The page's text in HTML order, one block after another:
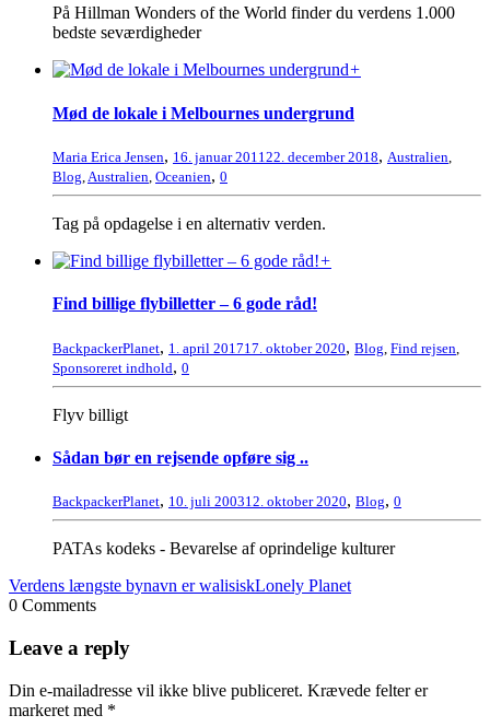
På Hillman Wonders of the World finder du verdens 1.000
bedste seværdigheder
+
Mød de lokale i Melbournes undergrund
Maria Erica Jensen, 16. januar 201122. december 2018, Australien,
Blog,Australien, Oceanien, 0
Tag på opdagelse i en alternativ verden.
+
Find billige flybilletter – 6 gode råd!
BackpackerPlanet, 1. april 201717. oktober 2020, Blog Find rejsen
Sponsoreret indhold, 0
Flyv billigt
Sådan bør en rejsende opføre sig ..
BackpackerPlanet, 10. juli 200312. oktober 2020, Blog, 0
PATAs kodeks - Bevarelse af oprindelige kulturer
Verdens længste bynavn er walisiskLonely Planet
0 Comments
Leave a reply
Din e-mailadresse vil ikke blive publiceret. Krævede felter er
markeret med *